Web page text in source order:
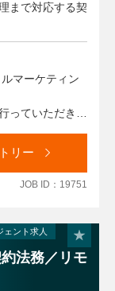
まで対応する契
対応、研修の企
及び法律事務
理・フォロー
買収後のPMIサ
案
メ等のIP系サー
における法務サ
マーケティン
っていただきま
リー
JOB ID：19751
ェント求人
法務／リモ